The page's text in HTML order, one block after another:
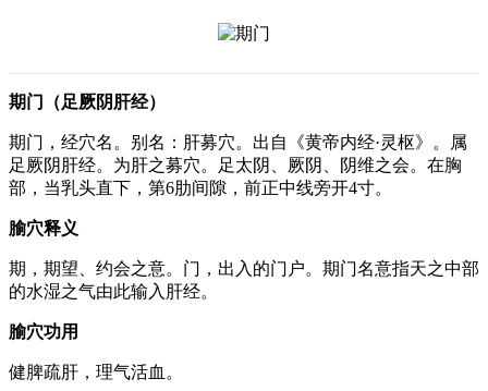
期门（足厥阴肝经）
期门，经穴名。别名：肝募穴。出自《黄帝内经·灵枢》。属
足厥阴肝经。为肝之募穴。足太阴、厥阴、阴维之会。在胸
部，当乳头直下，第6肋间隙，前正中线旁开4寸。
腧穴释义
期，期望、约会之意。门，出入的门户。期门名意指天之中部
的水湿之气由此输入肝经。
腧穴功用
健脾疏肝，理气活血。